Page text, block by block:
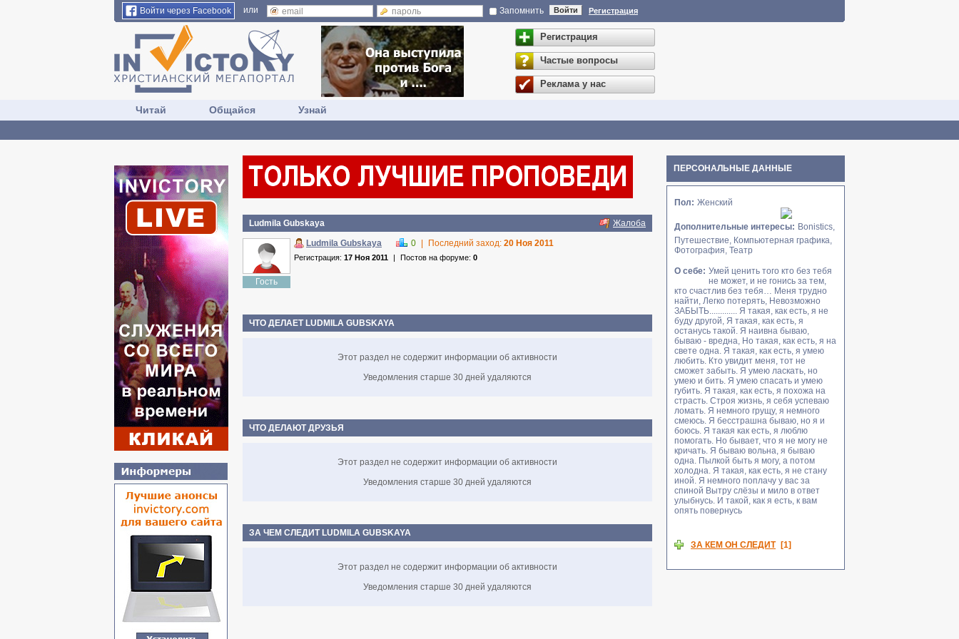
Войти через Facebook или Запомнить Войти Регистрация
Регистрация
Частые вопросы
Реклама у нас
Читай Общайся Узнай
Ludmila Gubskaya Жалоба
Гость
Ludmila Gubskaya 0 Последний заход: 20 Ноя 2011
Регистрация: 17 Ноя 2011 | Постов на форуме: 0
ЧТО ДЕЛАЕТ LUDMILA GUBSKAYA
Этот раздел не содержит информации об активности
Уведомления старше 30 дней удаляются
ЧТО ДЕЛАЮТ ДРУЗЬЯ
Этот раздел не содержит информации об активности
Уведомления старше 30 дней удаляются
ЗА ЧЕМ СЛЕДИТ LUDMILA GUBSKAYA
Этот раздел не содержит информации об активности
Уведомления старше 30 дней удаляются
ПЕРСОНАЛЬНЫЕ ДАННЫЕ
Пол: Женский
Дополнительные интересы: Bonistics,
Путешествие, Компьютерная графика,
Фотография, Театр
О себе: Умей ценить того кто без тебя
не может, и не гонись за тем,
кто счастлив без тебя… Меня трудно
найти, Легко потерять, Невозможно
ЗАБЫТЬ............. Я такая, как есть, я не
буду другой, Я такая, как есть, я
останусь такой. Я наивна бываю,
бываю - вредна, Но такая, как есть, я на
свете одна. Я такая, как есть, я умею
любить. Кто увидит меня, тот не
сможет забыть. Я умею ласкать, но
умею и бить. Я умею спасать и умею
губить. Я такая, как есть, я похожа на
страсть. Строя жизнь, я себя успеваю
ломать. Я немного грущу, я немного
смеюсь. Я бесстрашна бываю, но я и
боюсь. Я такая как есть, я люблю
помогать. Но бывает, что я не могу не
кричать. Я бываю вольна, я бываю
одна. Пылкой быть я могу, а потом
холодна. Я такая, как есть, я не стану
иной. Я немного поплачу у вас за
спиной Вытру слёзы и мило в ответ
улыбнусь. И такой, как я есть, к вам
опять повернусь
ЗА КЕМ ОН СЛЕДИТ
[1]